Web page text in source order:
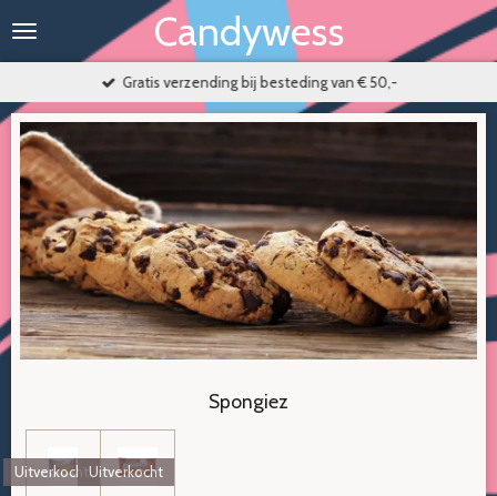
Ga
de
hoofdinhoud
Candywess
Gratis verzending bij besteding van € 50,-
Spongiez
UitverkochtUitverkocht